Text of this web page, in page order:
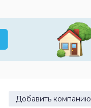
Добавить компанию